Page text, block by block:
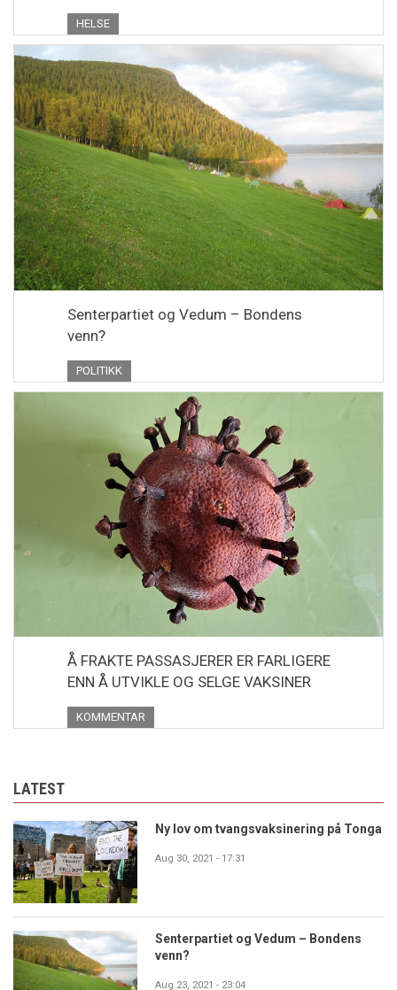
HELSE
Senterpartiet og Vedum – Bondens
venn?
POLITIKK
Å FRAKTE PASSASJERER ER FARLIGERE
ENN Å UTVIKLE OG SELGE VAKSINER
KOMMENTAR
LATEST
Ny lov om tvangsvaksinering på Tonga
Aug 30, 2021 - 17:31
Senterpartiet og Vedum – Bondens
venn?
Aug 23, 2021 - 23:04